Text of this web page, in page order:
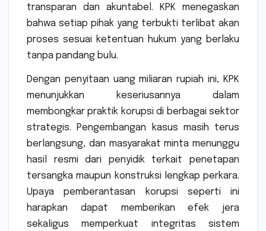
transparan dan akuntabel. KPK menegaskan
bahwa setiap pihak yang terbukti terlibat akan
proses sesuai ketentuan hukum yang berlaku
tanpa pandang bulu.
Dengan penyitaan uang miliaran rupiah ini, KPK
menunjukkan keseriusannya dalam
membongkar praktik korupsi di berbagai sektor
strategis. Pengembangan kasus masih terus
berlangsung, dan masyarakat minta menunggu
hasil resmi dari penyidik terkait penetapan
tersangka maupun konstruksi lengkap perkara.
Upaya pemberantasan korupsi seperti ini
harapkan dapat memberikan efek jera
sekaligus memperkuat integritas sistem